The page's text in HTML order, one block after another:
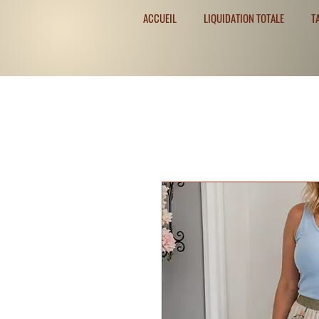
ACCUEIL LIQUIDATION TOTALE